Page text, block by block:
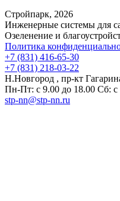
Стройпарк, 2026
Инженерные системы для
Озеленение и
Политика
+7 (831) 416-65-30
+7 (831) 218-03-22
Н.Новгород , пр-кт
Пн-Пт: с 9.00 до 18.00 Сб: с
stp-nn@stp-nn.ru